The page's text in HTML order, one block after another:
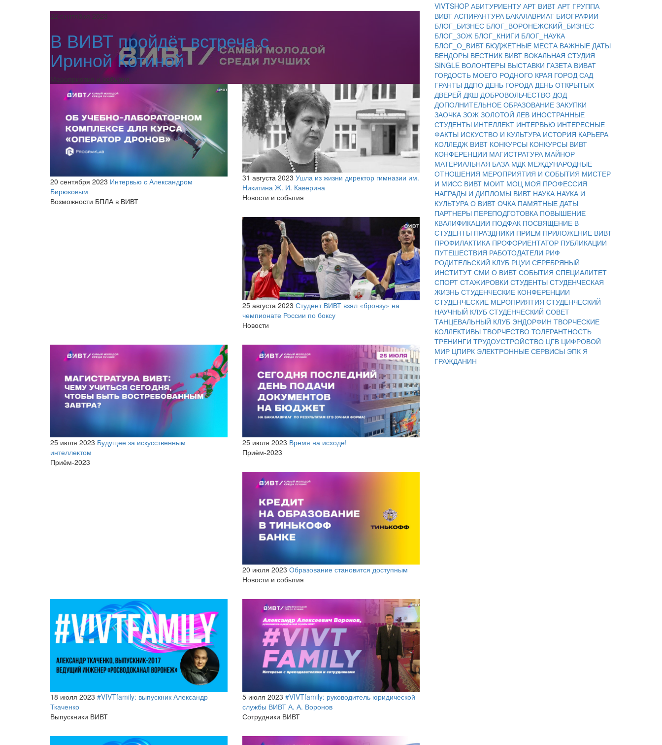
22 сентября 2023
В ВИВТ пройдёт встреча с
Ириной Котиной
Мероприятия и события
20 сентября 2023 Интервью с Александром
Бирюковым
Возможности БПЛА в ВИВТ
31 августа 2023 Ушла из жизни директор гимназии им.
Никитина Ж. И. Каверина
Новости и события
25 августа 2023 Студент ВИВТ взял «бронзу» на
чемпионате России по боксу
Новости
25 июля 2023 Будущее за искусственным
интеллектом
Приём-2023
25 июля 2023 Время на исходе!
Приём-2023
20 июля 2023 Образование становится доступным
Новости и события
18 июля 2023 #VIVTfamily: выпускник Александр
Ткаченко
Выпускники ВИВТ
5 июля 2023 #VIVTfamily: руководитель юридической
службы ВИВТ А. А. Воронов
Сотрудники ВИВТ
VIVTSHOP АБИТУРИЕНТУ АРТ ВИВТ АРТ ГРУППА
ВИВТ АСПИРАНТУРА БАКАЛАВРИАТ БИОГРАФИИ
БЛОГ_БИЗНЕС БЛОГ_ВОРОНЕЖСКИЙ_БИЗНЕС
БЛОГ_ЗОЖ БЛОГ_КНИГИ БЛОГ_НАУКА
БЛОГ_О_ВИВТ БЮДЖЕТНЫЕ МЕСТА ВАЖНЫЕ ДАТЫ
ВЕНДОРЫ ВЕСТНИК ВИВТ ВОКАЛЬНАЯ СТУДИЯ
SINGLE ВОЛОНТЕРЫ ВЫСТАВКИ ГАЗЕТА ВИВАТ
ГОРДОСТЬ МОЕГО РОДНОГО КРАЯ ГОРОД САД
ГРАНТЫ ДДПО ДЕНЬ ГОРОДА ДЕНЬ ОТКРЫТЫХ
ДВЕРЕЙ ДКШ ДОБРОВОЛЬЧЕСТВО ДОД
ДОПОЛНИТЕЛЬНОЕ ОБРАЗОВАНИЕ ЗАКУПКИ
ЗАОЧКА ЗОЖ ЗОЛОТОЙ ЛЕВ ИНОСТРАННЫЕ
СТУДЕНТЫ ИНТЕЛЛЕКТ ИНТЕРВЬЮ ИНТЕРЕСНЫЕ
ФАКТЫ ИСКУСТВО И КУЛЬТУРА ИСТОРИЯ КАРЬЕРА
КОЛЛЕДЖ ВИВТ КОНКУРСЫ КОНКУРСЫ ВИВТ
КОНФЕРЕНЦИИ МАГИСТРАТУРА МАЙНОР
МАТЕРИАЛЬНАЯ БАЗА МДК МЕЖДУНАРОДНЫЕ
ОТНОШЕНИЯ МЕРОПРИЯТИЯ И СОБЫТИЯ МИСТЕР
И МИСС ВИВТ МОИТ МОЦ МОЯ ПРОФЕССИЯ
НАГРАДЫ И ДИПЛОМЫ ВИВТ НАУКА НАУКА И
КУЛЬТУРА О ВИВТ ОЧКА ПАМЯТНЫЕ ДАТЫ
ПАРТНЕРЫ ПЕРЕПОДГОТОВКА ПОВЫШЕНИЕ
КВАЛИФИКАЦИИ ПОДФАК ПОСВЯЩЕНИЕ В
СТУДЕНТЫ ПРАЗДНИКИ ПРИЕМ ПРИЛОЖЕНИЕ ВИВТ
ПРОФИЛАКТИКА ПРОФОРИЕНТАТОР ПУБЛИКАЦИИ
ПУТЕШЕСТВИЯ РАБОТОДАТЕЛИ РИФ
РОДИТЕЛЬСКИЙ КЛУБ РЦУИ СЕРЕБРЯНЫЙ
ИНСТИТУТ СМИ О ВИВТ СОБЫТИЯ СПЕЦИАЛИТЕТ
СПОРТ СТАЖИРОВКИ СТУДЕНТЫ СТУДЕНЧЕСКАЯ
ЖИЗНЬ СТУДЕНЧЕСКИЕ КОНФЕРЕНЦИИ
СТУДЕНЧЕСКИЕ МЕРОПРИЯТИЯ СТУДЕНЧЕСКИЙ
НАУЧНЫЙ КЛУБ СТУДЕНЧЕСКИЙ СОВЕТ
ТАНЦЕВАЛЬНЫЙ КЛУБ ЭНДОРФИН ТВОРЧЕСКИЕ
КОЛЛЕКТИВЫ ТВОРЧЕСТВО ТОЛЕРАНТНОСТЬ
ТРЕНИНГИ ТРУДОУСТРОЙСТВО ЦГВ ЦИФРОВОЙ
МИР ЦПИРК ЭЛЕКТРОННЫЕ СЕРВИСЫ ЭПК Я
ГРАЖДАНИН